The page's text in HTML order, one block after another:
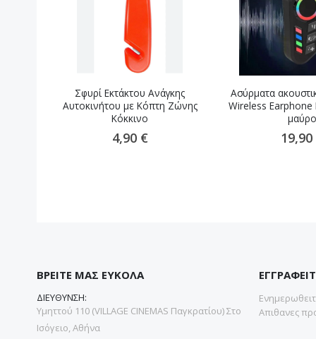
Σφυρί Εκτάκτου Ανάγκης
Αυτοκινήτου με Κόπτη Ζώνης
Κόκκινο
4,90 €
Ασύρματα
Wireless Earphone
μαύρο
19,90
ΒΡΕΙΤΕ ΜΑΣ ΕΥΚΟΛΑ
ΔΙΕΥΘΥΝΣΗ:
Υμηττού 110 (VILLAGE CINEMAS Παγκρατίου) Στο
Ισόγειο, Αθήνα
Απιθανες